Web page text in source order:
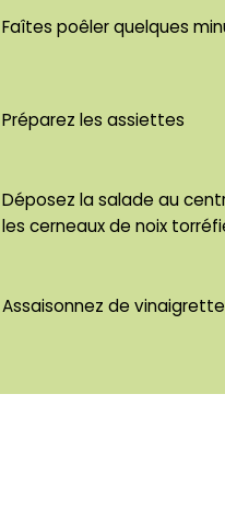
Faîtes poêler quelques
Préparez les assiettes
Déposez la salade au
les cerneaux de noix
Assaisonnez de